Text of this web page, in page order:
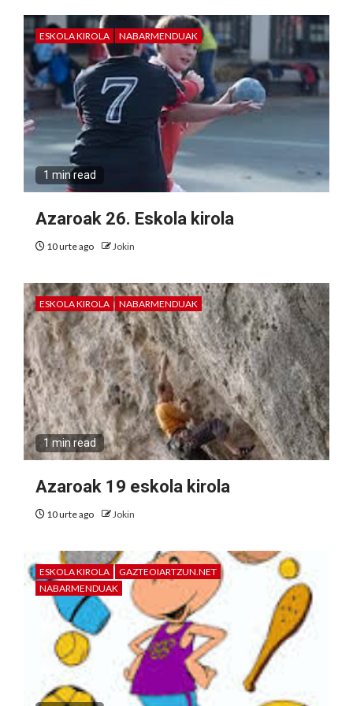
ESKOLA KIROLA NABARMENDUAK
1 min read
Azaroak 26. Eskola kirola
10 urte ago Jokin
ESKOLA KIROLA NABARMENDUAK
1 min read
Azaroak 19 eskola kirola
10 urte ago Jokin
ESKOLA KIROLA
GAZTEOIARTZUN.NET
NABARMENDUAK